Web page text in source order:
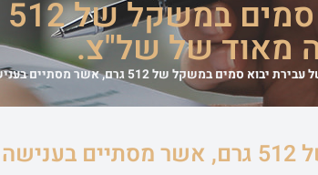
מאוד של של"צ.
של 512 גרם, אשר מסתיים בענישה קלה מאוד של של”צ.
הצלחה גדולה בתיק של עבירת יבוא סמים במשקל של 512 גרם, אשר מסתיים בענישה